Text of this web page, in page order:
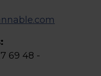
69 48 -